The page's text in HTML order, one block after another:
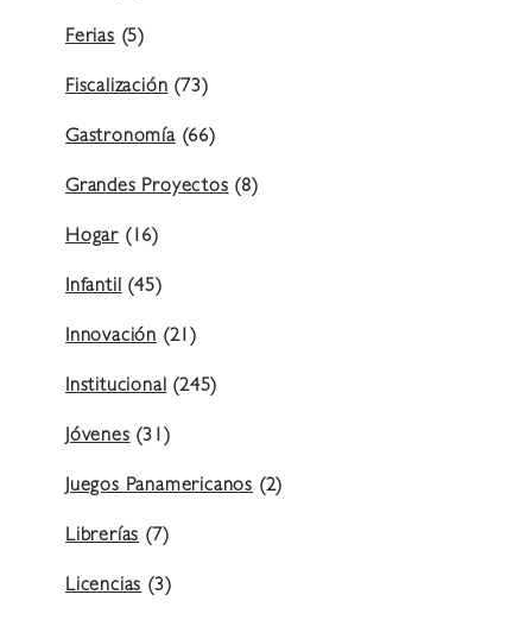
Ferias(5)
Fiscalización(73)
Gastronomía(66)
Grandes Proyectos(8)
Hogar (16)
Infantil(45)
Innovación (21)
Institucional(245)
Jóvenes(31)
Juegos Panamericanos (2)
Librerías(7)
Licencias(3)